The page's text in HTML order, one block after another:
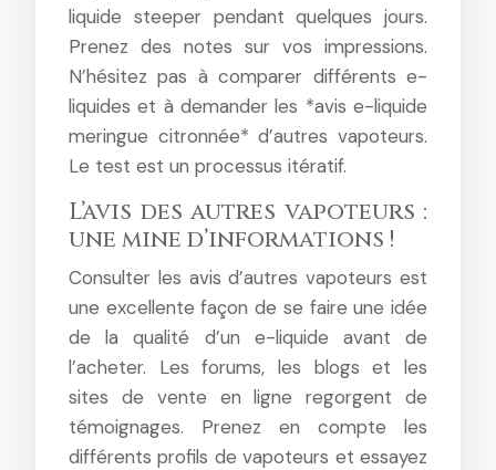
liquide steeper pendant quelques jours.
Prenez des notes sur vos impressions.
N’hésitez pas à comparer différents e-
liquides et à demander les *avis e-liquide
meringue citronnée* d’autres vapoteurs.
Le test est un processus itératif.
L’avis des autres vapoteurs :
une mine d’informations !
Consulter les avis d’autres vapoteurs est
une excellente façon de se faire une idée
de la qualité d’un e-liquide avant de
l’acheter. Les forums, les blogs et les
sites de vente en ligne regorgent de
témoignages. Prenez en compte les
différents profils de vapoteurs et essayez